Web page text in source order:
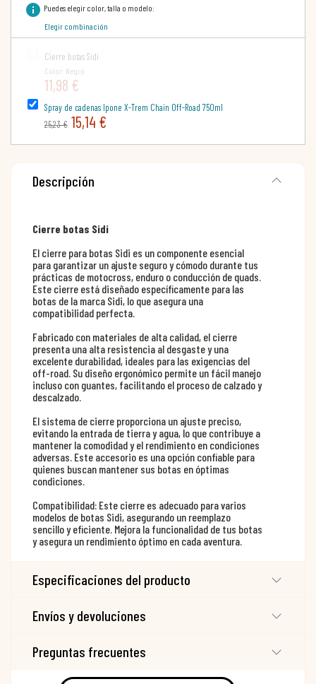
info Puedes elegir color, talla o modelo:
Elegir combinación
Cierre botas Sidi
Color: Negro
11,98 €
Spray de cadenas Ipone X-Trem Chain Off-Road 750ml
25,23 € 15,14 €
Descripción
Cierre botas Sidi
El cierre para botas Sidi es un componente esencial
para garantizar un ajuste seguro y cómodo durante tus
prácticas de motocross, enduro o conducción de quads.
Este cierre está diseñado específicamente para las
botas de la marca Sidi, lo que asegura una
compatibilidad perfecta.
Fabricado con materiales de alta calidad, el cierre
presenta una alta resistencia al desgaste y una
excelente durabilidad, ideales para las exigencias del
off-road. Su diseño ergonómico permite un fácil manejo
incluso con guantes, facilitando el proceso de calzado y
descalzado.
El sistema de cierre proporciona un ajuste preciso,
evitando la entrada de tierra y agua, lo que contribuye a
mantener la comodidad y el rendimiento en condiciones
adversas. Este accesorio es una opción confiable para
quienes buscan mantener sus botas en óptimas
condiciones.
Compatibilidad: Este cierre es adecuado para varios
modelos de botas Sidi, asegurando un reemplazo
sencillo y eficiente. Mejora la funcionalidad de tus botas
y asegura un rendimiento óptimo en cada aventura.
Especificaciones del producto
Envíos y devoluciones
Preguntas frecuentes